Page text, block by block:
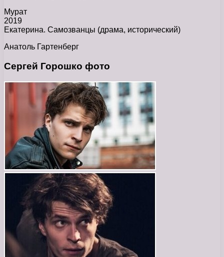
Мурат
2019
Екатерина. Самозванцы (драма, исторический)
Анатоль Гартенберг
Сергей Горошко фото